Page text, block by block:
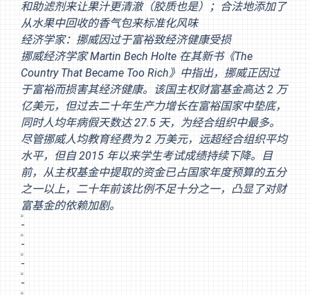
和助滤剂来让果汁更清澈（胶质也是）；合法地添加了
从水果中回收的香气包来标准化风味
经济学家：挪威因过于富裕致经济健康受损
挪威经济学家 Martin Bech Holte 在其新书《The
Country That Became Too Rich》中指出，挪威正因过
于富裕而损害其经济健康。该国主权财富基金高达 2 万
亿美元，但过去二十年生产力增长在富裕国家中垫底，
同时人均年病假天数达 27.5 天，为经合组织中最多。
尽管挪威人均教育经费为 2 万美元，远超经合组织平均
水平，但自 2015 年以来学生考试成绩持续下降。目
前，从主权基金中提取的资金已占国家年度预算的五分
之一以上，二十年前该比例不足十分之一，凸显了对财
富基金的依赖加剧。
-
-
-
-